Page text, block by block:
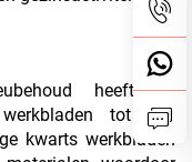
heeft de
tot een
kwarts werkbladen